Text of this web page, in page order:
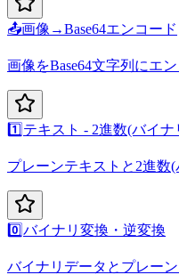
📤画像→Base64エンコード
画像をBase64文字列にエ
1️⃣ テキスト - 2進数(バイ
プレーンテキストと2進数
0️⃣バイナリ変換・逆変換
バイナリデータとプレー